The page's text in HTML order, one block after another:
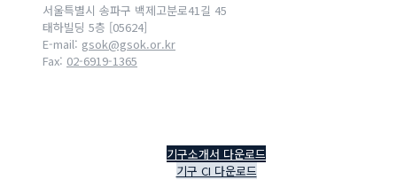
서울특별시 송파구 백제고분로41길 45
태하빌딩 5층 [05624]
E-mail: gsok@gsok.or.kr
Fax: 02-6919-1365
기구소개서 다운로드
기구 CI 다운로드